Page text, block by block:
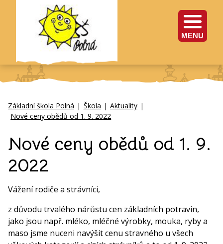
MENU
Základní škola Polná | Škola | Aktuality |
Nové ceny obědů od 1. 9. 2022
Nové ceny obědů od 1. 9.
2022
Vážení rodiče a strávníci,
z důvodu trvalého nárůstu cen základních potravin,
jako jsou např. mléko, mléčné výrobky, mouka, ryby a
maso jsme nuceni navýšit cenu stravného u všech